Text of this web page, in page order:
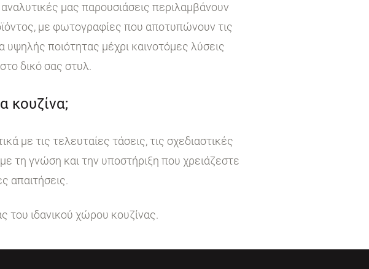
μας παρουσιάσεις περιλαμβάνουν
με φωτογραφίες που αποτυπώνουν τις
ποιότητας μέχρι καινοτόμες λύσεις
δικό σας στυλ.
κουζίνα;
με τις τελευταίες τάσεις, τις σχεδιαστικές
τη γνώση και την υποστήριξη που χρειάζεστε
απαιτήσεις.
του ιδανικού χώρου κουζίνας.